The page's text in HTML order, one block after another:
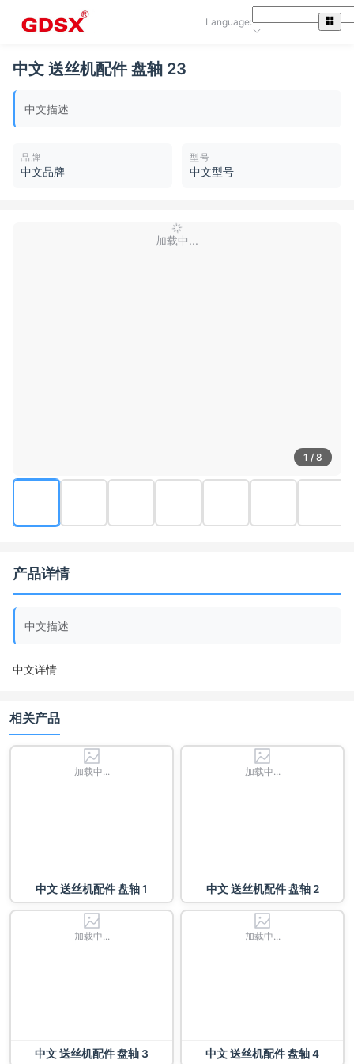
Language:
中文 送丝机配件 盘轴 23
中文描述
品牌
中文品牌
型号
中文型号
加载中...
1 / 8
产品详情
中文描述
中文详情
相关产品
加载中...
中文 送丝机配件 盘轴 1
加载中...
中文 送丝机配件 盘轴 2
加载中...
中文 送丝机配件 盘轴 3
加载中...
中文 送丝机配件 盘轴 4